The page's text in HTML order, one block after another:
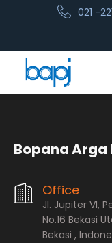
021 -
Bopana
Office
Jl. Jupiter VI,
No.16 Bekasi
Bekasi ,